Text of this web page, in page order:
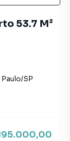
53.7 M²
Paulo/SP